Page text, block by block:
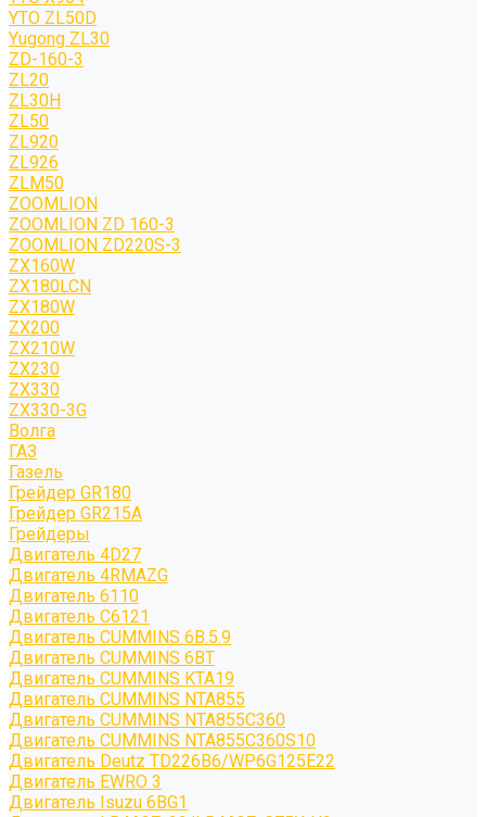
YTO ZL50D
Yugong ZL30
ZD-160-3
ZL20
ZL30H
ZL50
ZL920
ZL926
ZLM50
ZOOMLION
ZOOMLION ZD 160-3
ZOOMLION ZD220S-3
ZX160W
ZX180LCN
ZX180W
ZX200
ZX210W
ZX230
ZX330
ZX330-3G
Волга
ГАЗ
Газель
Грейдер GR180
Грейдер GR215A
Грейдеры
Двигатель 4D27
Двигатель 4RMAZG
Двигатель 6110
Двигатель C6121
Двигатель CUMMINS 6B.5.9
Двигатель CUMMINS 6BT
Двигатель CUMMINS KTA19
Двигатель CUMMINS NTA855
Двигатель CUMMINS NTA855C360
Двигатель CUMMINS NTA855C360S10
Двигатель Deutz TD226B6/WP6G125E22
Двигатель EWRO 3
Двигатель Isuzu 6BG1